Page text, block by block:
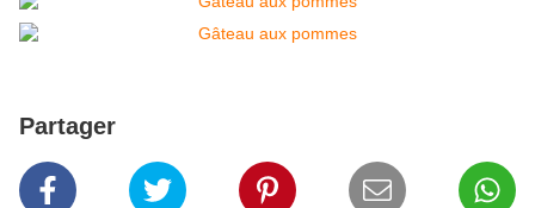
Partager